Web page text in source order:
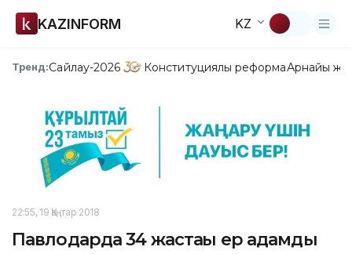
KAZINFORM KZ
Тренд:Сайлау-2026 Конституциялық реформаАрнайы
22:55, 19 Қаңтар 2018
Павлодарда 34 жастағы ер адамды